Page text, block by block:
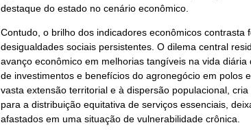
destaque do estado no cenário econômico.
Contudo, o brilho dos indicadores econômicos contrasta
desigualdades sociais persistentes. O dilema central
avanço econômico em melhorias tangíveis na vida
de investimentos e benefícios do agronegócio em polos
vasta extensão territorial e à dispersão populacional,
para a distribuição equitativa de serviços essenciais,
afastados em uma situação de vulnerabilidade crônica.